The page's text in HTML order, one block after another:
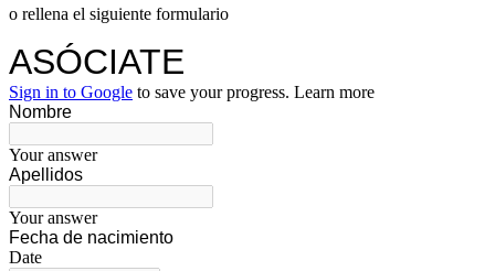
o rellena el siguiente formulario